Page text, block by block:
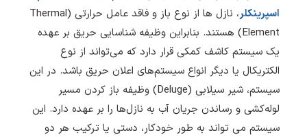
اسپرینکلر
، نازل ها از نوع باز و فاقد عامل حرارتی (Thermal
Element) هستند. بنابراین وظیفه شناسایی حریق بر عهده
یک سیستم کاشف کمکی قرار دارد که می‌تواند از نوع
الکتریکال یا دیگر انواع سیستم‌های اعلان حریق باشد. در این
سیستم، شیر سیلابی (Deluge) وظیفه باز کردن مسیر
لوله‌کشی و رساندن جریان آب به نازل‌ها را بر عهده دارد. این
سیستم می تواند به طور خودکار، دستی یا ترکیب هر دو